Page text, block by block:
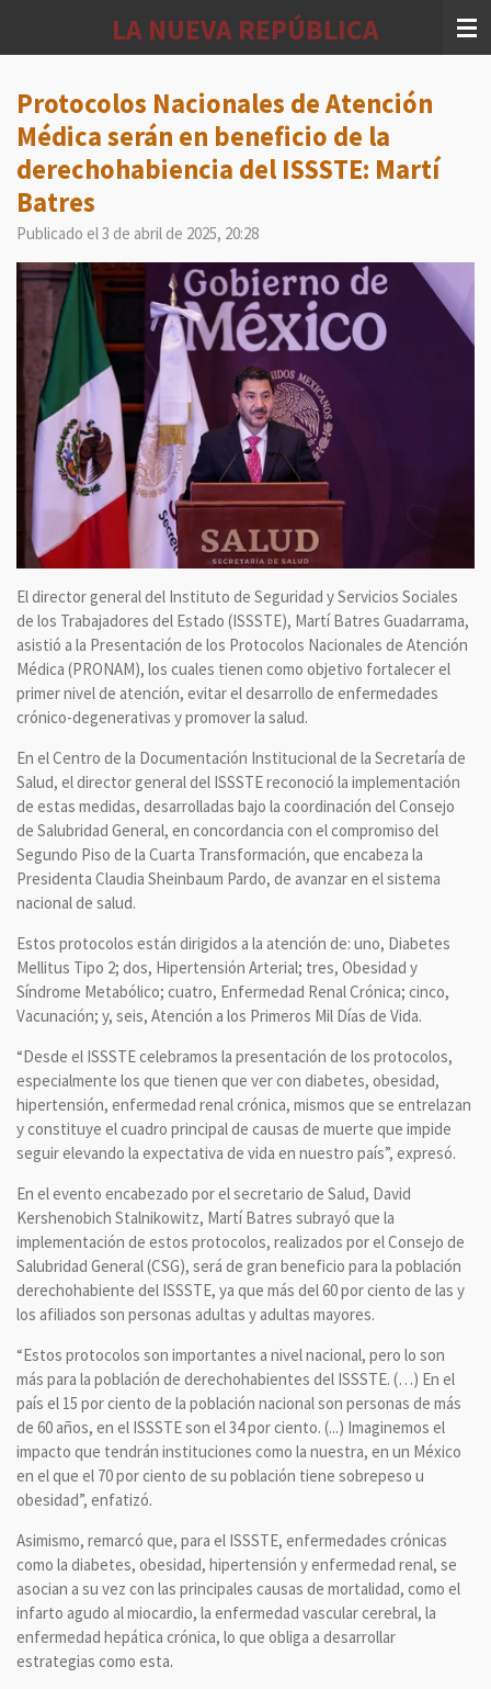
principal
LA NUEVA REPÚBLICA
Protocolos Nacionales de Atención
Médica serán en beneficio de la
derechohabiencia del ISSSTE: Martí
Batres
Publicado el 3 de abril de 2025, 20:28
El director general del Instituto de Seguridad y Servicios Sociales
de los Trabajadores del Estado (ISSSTE), Martí Batres Guadarrama,
asistió a la Presentación de los Protocolos Nacionales de Atención
Médica (PRONAM), los cuales tienen como objetivo fortalecer el
primer nivel de atención, evitar el desarrollo de enfermedades
crónico-degenerativas y promover la salud.
En el Centro de la Documentación Institucional de la Secretaría de
Salud, el director general del ISSSTE reconoció la implementación
de estas medidas, desarrolladas bajo la coordinación del Consejo
de Salubridad General, en concordancia con el compromiso del
Segundo Piso de la Cuarta Transformación, que encabeza la
Presidenta Claudia Sheinbaum Pardo, de avanzar en el sistema
nacional de salud.
Estos protocolos están dirigidos a la atención de: uno, Diabetes
Mellitus Tipo 2; dos, Hipertensión Arterial; tres, Obesidad y
Síndrome Metabólico; cuatro, Enfermedad Renal Crónica; cinco,
Vacunación; y, seis, Atención a los Primeros Mil Días de Vida.
“Desde el ISSSTE celebramos la presentación de los protocolos,
especialmente los que tienen que ver con diabetes, obesidad,
hipertensión, enfermedad renal crónica, mismos que se entrelazan
y constituye el cuadro principal de causas de muerte que impide
seguir elevando la expectativa de vida en nuestro país”, expresó.
En el evento encabezado por el secretario de Salud, David
Kershenobich Stalnikowitz, Martí Batres subrayó que la
implementación de estos protocolos, realizados por el Consejo de
Salubridad General (CSG), será de gran beneficio para la población
derechohabiente del ISSSTE, ya que más del 60 por ciento de las y
los afiliados son personas adultas y adultas mayores.
“Estos protocolos son importantes a nivel nacional, pero lo son
más para la población de derechohabientes del ISSSTE. (…) En el
país el 15 por ciento de la población nacional son personas de más
de 60 años, en el ISSSTE son el 34 por ciento. (...) Imaginemos el
impacto que tendrán instituciones como la nuestra, en un México
en el que el 70 por ciento de su población tiene sobrepeso u
obesidad”, enfatizó.
Asimismo, remarcó que, para el ISSSTE, enfermedades crónicas
como la diabetes, obesidad, hipertensión y enfermedad renal, se
asocian a su vez con las principales causas de mortalidad, como el
infarto agudo al miocardio, la enfermedad vascular cerebral, la
enfermedad hepática crónica, lo que obliga a desarrollar
estrategias como esta.